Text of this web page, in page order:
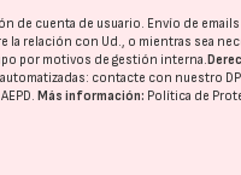
de cuenta de usuario. Envío de emails
la relación con Ud., o mientras sea
por motivos de gestión interna.
contacte con nuestro
AEPD.Más información: Política de